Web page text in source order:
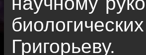
Григорьеву.